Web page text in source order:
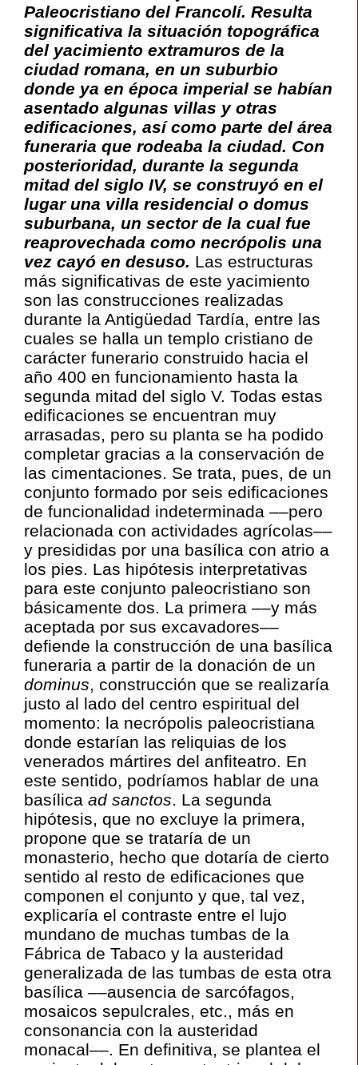
Paleocristiano del Francolí. Resulta
significativa la situación topográfica
del yacimiento extramuros de la
ciudad romana, en un suburbio
donde ya en época imperial se habían
asentado algunas villas y otras
edificaciones, así como parte del área
funeraria que rodeaba la ciudad. Con
posterioridad, durante la segunda
mitad del siglo IV, se construyó en el
lugar una villa residencial o domus
suburbana, un sector de la cual fue
reaprovechada como necrópolis una
vez cayó en desuso. Las estructuras
más significativas de este yacimiento
son las construcciones realizadas
durante la Antigüedad Tardía, entre las
cuales se halla un templo cristiano de
carácter funerario construido hacia el
año 400 en funcionamiento hasta la
segunda mitad del siglo V. Todas estas
edificaciones se encuentran muy
arrasadas, pero su planta se ha podido
completar gracias a la conservación de
las cimentaciones. Se trata, pues, de un
conjunto formado por seis edificaciones
de funcionalidad indeterminada ––pero
relacionada con actividades agrícolas––
y presididas por una basílica con atrio a
los pies. Las hipótesis interpretativas
para este conjunto paleocristiano son
básicamente dos. La primera ––y más
aceptada por sus excavadores––
defiende la construcción de una basílica
funeraria a partir de la donación de un
dominus, construcción que se realizaría
justo al lado del centro espiritual del
momento: la necrópolis paleocristiana
donde estarían las reliquias de los
venerados mártires del anfiteatro. En
este sentido, podríamos hablar de una
basílica ad sanctos. La segunda
hipótesis, que no excluye la primera,
propone que se trataría de un
monasterio, hecho que dotaría de cierto
sentido al resto de edificaciones que
componen el conjunto y que, tal vez,
explicaría el contraste entre el lujo
mundano de muchas tumbas de la
Fábrica de Tabaco y la austeridad
generalizada de las tumbas de esta otra
basílica ––ausencia de sarcófagos,
mosaicos sepulcrales, etc., más en
consonancia con la austeridad
monacal––. En definitiva, se plantea el